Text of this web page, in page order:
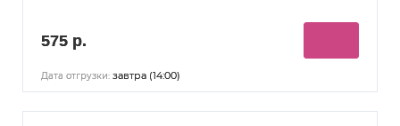
575 р.
Дата отгрузки: завтра (14:00)